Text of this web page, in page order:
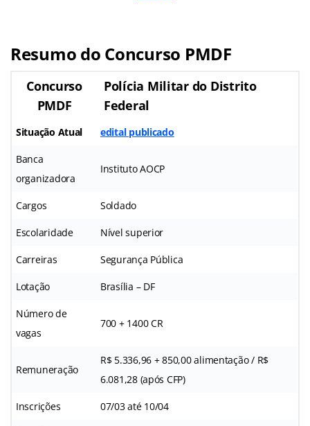
Resumo do Concurso PMDF
Concurso
PMDF
Polícia Militar do Distrito
Federal
Situação Atual edital publicado
Banca
organizadora
Instituto AOCP
Cargos Soldado
Escolaridade Nível superior
Carreiras Segurança Pública
Lotação Brasília – DF
Número de
vagas
700 + 1400 CR
Remuneração
R$ 5.336,96 + 850,00 alimentação / R$
6.081,28 (após CFP)
Inscrições 07/03 até 10/04